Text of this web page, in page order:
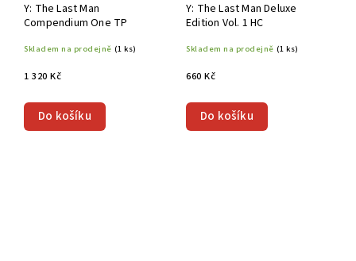
Y: The Last Man
Compendium One TP
Skladem na prodejně (1 ks)
1 320 Kč
Do košíku
Y: The Last Man Deluxe
Edition Vol. 1 HC
Skladem na prodejně (1 ks)
660 Kč
Do košíku